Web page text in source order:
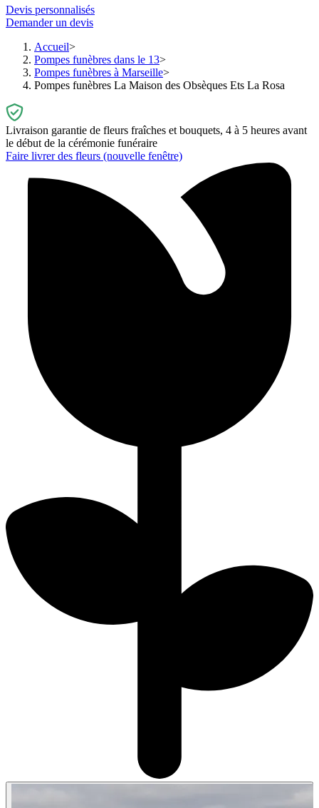
Devis personnalisés
Demander un devis
Accueil
Pompes funèbres dans le 13
Pompes funèbres à Marseille
Pompes funèbres La Maison des Obsèques Ets La Rosa
Livraison garantie de fleurs fraîches et bouquets, 4 à 5 heures avant
le début de la cérémonie funéraire
Faire livrer des fleurs (nouvelle fenêtre)